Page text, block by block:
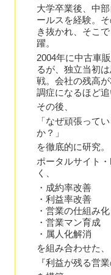
大学卒業後、中
ールスを経験。
き抜かれ、そこ
躍。
2004年に中古車
るが、独立当初
戦。会社の残高
調症になるほど追
その後、
「なぜ頑張って
か？」
を徹底的に研究。
ポータルサイト
く、
・成約率改善
・利益率改善
・営業の仕組み化
・営業マン育成
・属人化解消
を組み合わせた、
『利益が残る営